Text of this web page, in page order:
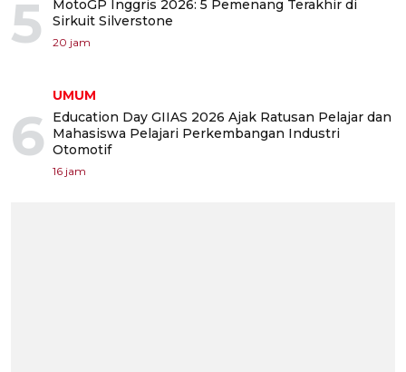
5
MotoGP Inggris 2026: 5 Pemenang Terakhir di
Sirkuit Silverstone
20 jam
6
UMUM
Education Day GIIAS 2026 Ajak Ratusan Pelajar dan
Mahasiswa Pelajari Perkembangan Industri
Otomotif
16 jam